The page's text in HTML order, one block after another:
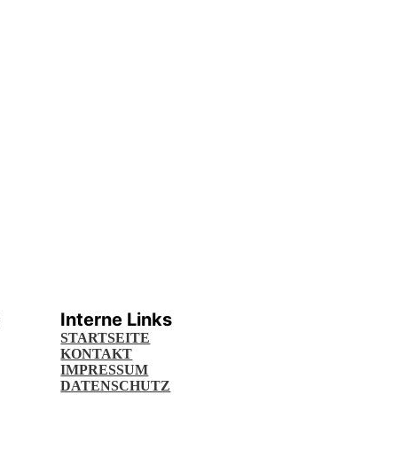
Interne Links
STARTSEITE
KONTAKT
IMPRESSUM
DATENSCHUTZ